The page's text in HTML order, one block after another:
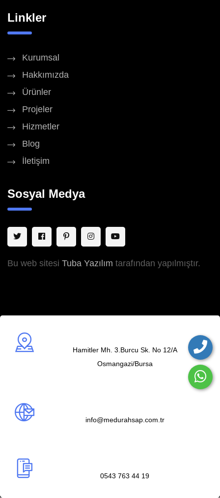
Linkler
Kurumsal
Hakkımızda
Ürünler
Projeler
Hizmetler
Blog
İletişim
Sosyal Medya
Bu web sitesi Tuba Yazılım tarafından yapılmıştır.
Hamitler Mh. 3.Burcu Sk. No 12/A
Osmangazi/Bursa
info@medurahsap.com.tr
0543 763 44 19